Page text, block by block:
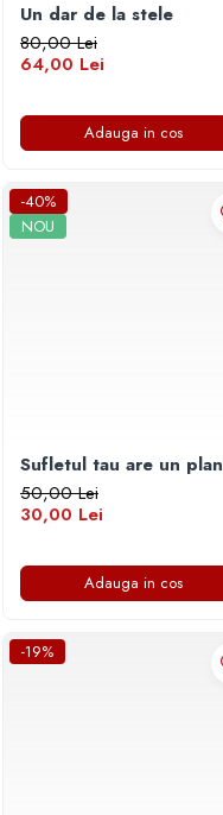
Un dar de la stele
80,00 Lei
64,00 Lei
Adauga in cos
-40%
NOU
Sufletul tau are un plan
50,00 Lei
30,00 Lei
Adauga in cos
-19%